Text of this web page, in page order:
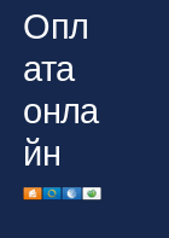
Опл
ата
онла
йн